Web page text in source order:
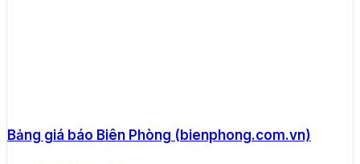
Bảng giá báo Biên Phòng (bienphong.com.vn)